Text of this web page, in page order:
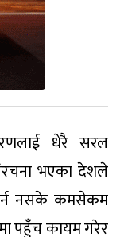
धेरै सरल
भएका देशले
नसके कमसेकम
पहुँच कायम गरेर